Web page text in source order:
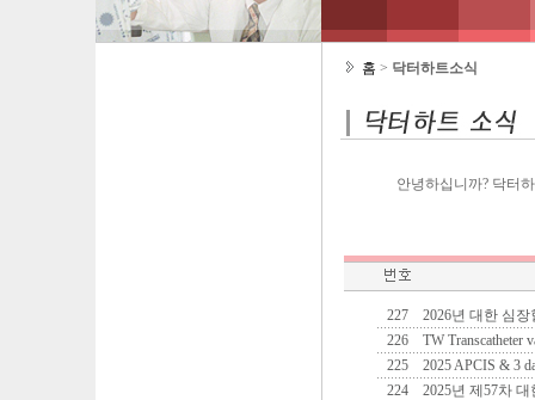
홈 > 닥터하트소식
안녕하십니까? 닥터
227
2026년 대한 심
226
TW Transcatheter
225
2025 APCIS & 3
224
2025년 제57차